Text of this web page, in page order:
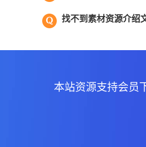
找不到素材资源介绍
本站资源支持会员